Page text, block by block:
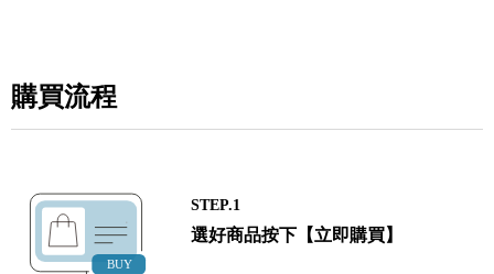
購買流程
STEP.1
選好商品按下【立即購買】